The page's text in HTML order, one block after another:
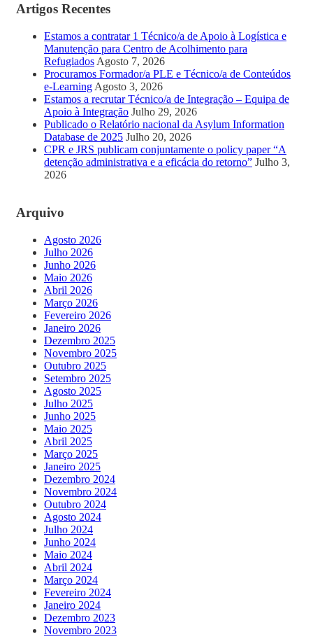
Artigos Recentes
Estamos a contratar 1 Técnico/a de Apoio à Logística e
Manutenção para Centro de Acolhimento para
Refugiados Agosto 7, 2026
Procuramos Formador/a PLE e Técnico/a de Conteúdos
e-Learning Agosto 3, 2026
Estamos a recrutar Técnico/a de Integração – Equipa de
Apoio à Integração Julho 29, 2026
Publicado o Relatório nacional da Asylum Information
Database de 2025 Julho 20, 2026
CPR e JRS publicam conjuntamente o policy paper “A
detenção administrativa e a eficácia do retorno” Julho 3,
2026
Arquivo
Agosto 2026
Julho 2026
Junho 2026
Maio 2026
Abril 2026
Março 2026
Fevereiro 2026
Janeiro 2026
Dezembro 2025
Novembro 2025
Outubro 2025
Setembro 2025
Agosto 2025
Julho 2025
Junho 2025
Maio 2025
Abril 2025
Março 2025
Janeiro 2025
Dezembro 2024
Novembro 2024
Outubro 2024
Agosto 2024
Julho 2024
Junho 2024
Maio 2024
Abril 2024
Março 2024
Fevereiro 2024
Janeiro 2024
Dezembro 2023
Novembro 2023